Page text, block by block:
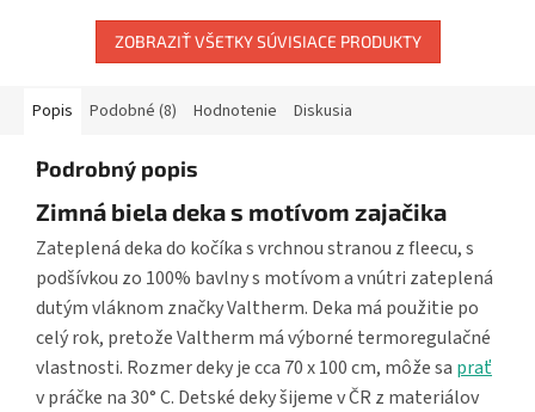
ZOBRAZIŤ VŠETKY SÚVISIACE PRODUKTY
Popis Podobné (8) Hodnotenie Diskusia
Podrobný popis
Zimná biela deka s motívom zajačika
Zateplená deka do kočíka s vrchnou stranou z fleecu, s
podšívkou zo 100% bavlny s motívom a vnútri zateplená
dutým vláknom značky Valtherm. Deka má použitie po
celý rok, pretože Valtherm má výborné termoregulačné
vlastnosti. Rozmer deky je cca 70 x 100 cm, môže sa prať
v práčke na 30° C. Detské deky šijeme v ČR z materiálov